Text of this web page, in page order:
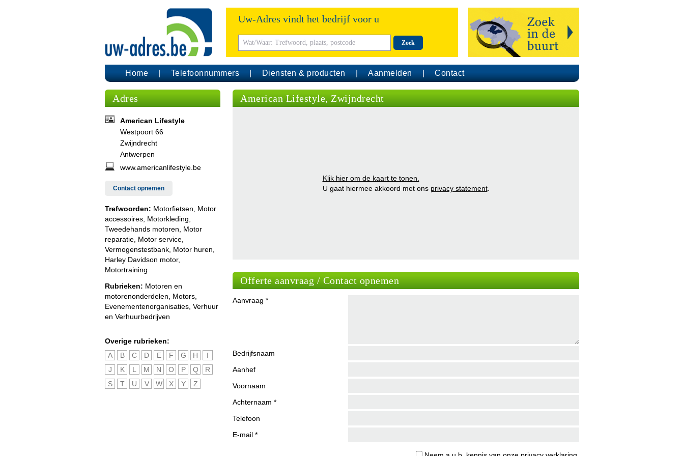
Uw-Adres vindt het bedrijf voor u
Zoek
Home Telefoonnummers Diensten & producten Aanmelden Contact
Adres
American Lifestyle
Westpoort 66
Zwijndrecht
Antwerpen
www.americanlifestyle.be
Contact opnemen
Trefwoorden: Motorfietsen, Motor
accessoires, Motorkleding,
Tweedehands motoren, Motor
reparatie, Motor service,
Vermogenstestbank, Motor huren,
Harley Davidson motor,
Motortraining
Rubrieken: Motoren en
motorenonderdelen
Motors
Evenementenorganisaties Verhuur
en Verhuurbedrijven
Overige rubrieken:
A
B C D E F G H
I
J
K L M N O P Q
R
S
T U V W X Y Z
American Lifestyle, Zwijndrecht
Klik hier om de kaart te tonen.
U gaat hiermee akkoord met ons privacy statement.
Offerte aanvraag / Contact opnemen
Aanvraag *
Bedrijfsnaam
Aanhef
Voornaam
Achternaam *
Telefoon
E-mail *